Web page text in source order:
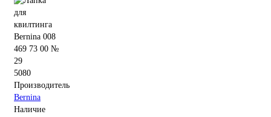
5080
Производитель
Bernina
Наличие